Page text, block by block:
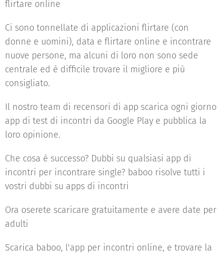
flirtare online
Ci sono tonnellate di applicazioni flirtare (con
donne e uomini), data e flirtare online e incontrare
nuove persone, ma alcuni di loro non sono sede
centrale ed è difficile trovare il migliore e più
consigliato.
Il nostro team di recensori di app scarica ogni giorno
app di test di incontri da Google Play e pubblica la
loro opinione.
Che cosa è successo? Dubbi su qualsiasi app di
incontri per incontrare single? baboo risolve tutti i
vostri dubbi su apps di incontri
Ora oserete scaricare gratuitamente e avere date per
adulti
Scarica baboo, l'app per incontri online, e trovare la